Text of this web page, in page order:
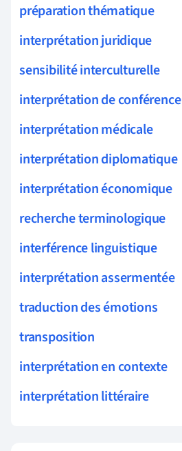
préparation thématique
interprétation juridique
sensibilité interculturelle
interprétation de conférence
interprétation médicale
interprétation diplomatique
interprétation économique
recherche terminologique
interférence linguistique
interprétation assermentée
traduction des émotions
transposition
interprétation en contexte
interprétation littéraire